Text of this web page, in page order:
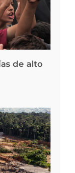
de alto